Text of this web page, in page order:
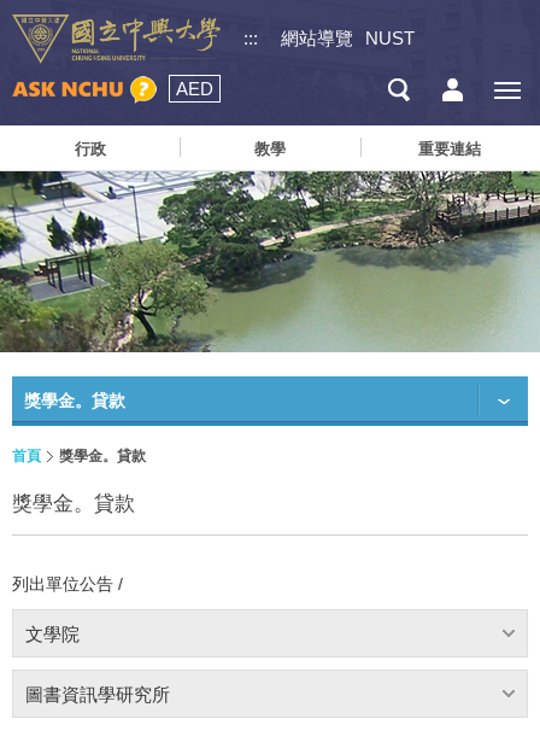
::: 網站導覽 NUST
AED
行政 教學 重要連結
獎學金。貸款
首頁 獎學金。貸款
獎學金。貸款
列出單位公告 /
文學院
圖書資訊學研究所